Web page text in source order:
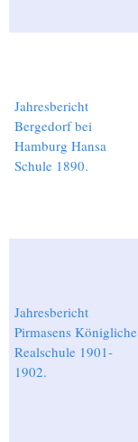
Jahresbericht
Bergedorf bei
Hamburg Hansa
Schule 1890.
Jahresbericht
Pirmasens Königliche
Realschule 1901-
1902.